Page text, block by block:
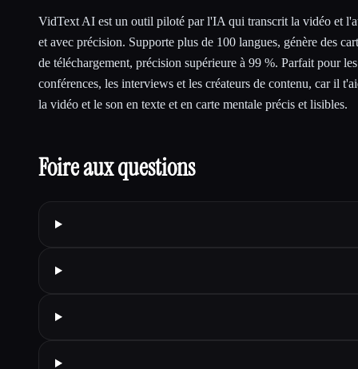
VidText AI est un outil piloté par l'IA qui transcrit la vidéo et
et avec précision. Supporte plus de 100 langues, génère des
de téléchargement, précision supérieure à 99 %. Parfait pour
conférences, les interviews et les créateurs de contenu, car il
la vidéo et le son en texte et en carte mentale précis et lisibles.
Foire aux questions